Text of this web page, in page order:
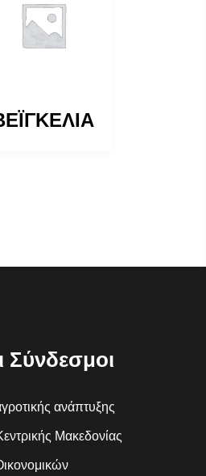
Σύνδεσμοι
ανάπτυξης
Μακεδονίας